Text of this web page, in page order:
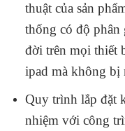
thuật của sản
thống có độ phân
đời trên mọi thiết
ipad mà không bị
Quy trình lắp đặt
nhiệm với công